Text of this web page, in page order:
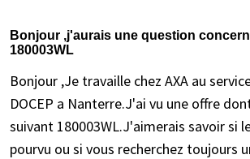
Bonjour ,j'aurais une question
180003WL
Bonjour ,Je travaille chez AXA au
DOCEP a Nanterre.J'ai vu une offre
suivant 180003WL.J'aimerais savoir si
pourvu ou si vous recherchez toujours